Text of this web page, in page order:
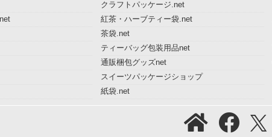
クラフトパッケージ.net
紅茶・ハーブティー袋.net
茶袋.net
ティーバッグ包装用品net
通販梱包グッズnet
スイーツパッケージショップ
紙袋.net